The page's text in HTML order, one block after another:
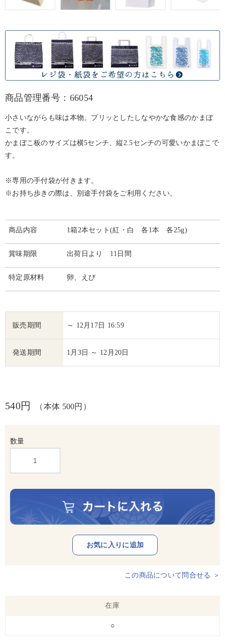
商品管理番号：66054
小さいながらも味は本物。プリッとしたしなやかな食感のかまぼ
こです。
かまぼこ板のサイズは横5センチ、縦2.5センチの可愛いかまぼこで
す。
※専用の手付袋が付きます。
※お持ち歩きの際は、別途手付袋をご利用ください。
商品内容 1箱2本セット(紅・白 各1本 各25g)
賞味期限 出荷日より 11日間
特定原材料 卵、えび
販売期間 ～ 12月17日 16:59
発送期間 1月3日 ～ 12月20日
540円 （本体 500円）
数量
この商品について問合せる ＞
在庫
○